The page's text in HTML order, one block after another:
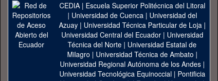
CEDIA| Escuela Superior Politécnica del Litoral
| Universidad de Cuenca| Universidad del
Azuay| Universidad Técnica Particular de Loja|
Universidad Central del Ecuador| Universidad
Técnica del Norte | Universidad Estatal de
Milagro | Universidad Técnica de Ambato |
Universidad Regional Autónoma de los Andes|
Universidad Tecnológica Equinoccial| Pontificia